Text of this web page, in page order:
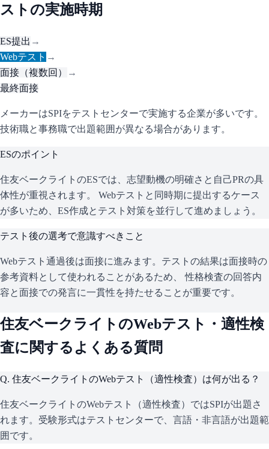
ストの実施時期
ES提出 →
Webテスト →
面接（複数回）
→
最終面接
メーカーはSPIをテストセンターで実施する企業が多いです。
技術職と事務職で出題範囲が異なる場合があります。
ESのポイント
住友ベークライト のESでは、志望動機の明確さと自己PRの具
体性が重視されます。 Webテストと同時期に提出するケース
が多いため、ES作成とテスト対策を並行して進めましょう。
テスト後の選考で意識すべきこと
Webテスト通過後は面接に進みます。テストの結果は面接時の
参考資料として使われることがあるため、 性格検査の回答内
容と面接での発言に一貫性を持たせることが重要です。
住友ベークライト のWebテスト・適性検
査に関するよくある質問
Q. 住友ベークライトのWebテスト（適性検査）は何が出る？
住友ベークライトのWebテスト（適性検査）ではSPIが出題さ
れます。受験形式はテストセンターで、言語・非言語が出題範
囲です。